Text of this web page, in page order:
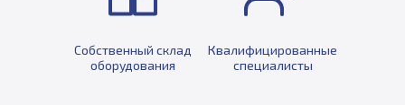
Собственный склад
оборудования
Квалифицированные
специалисты